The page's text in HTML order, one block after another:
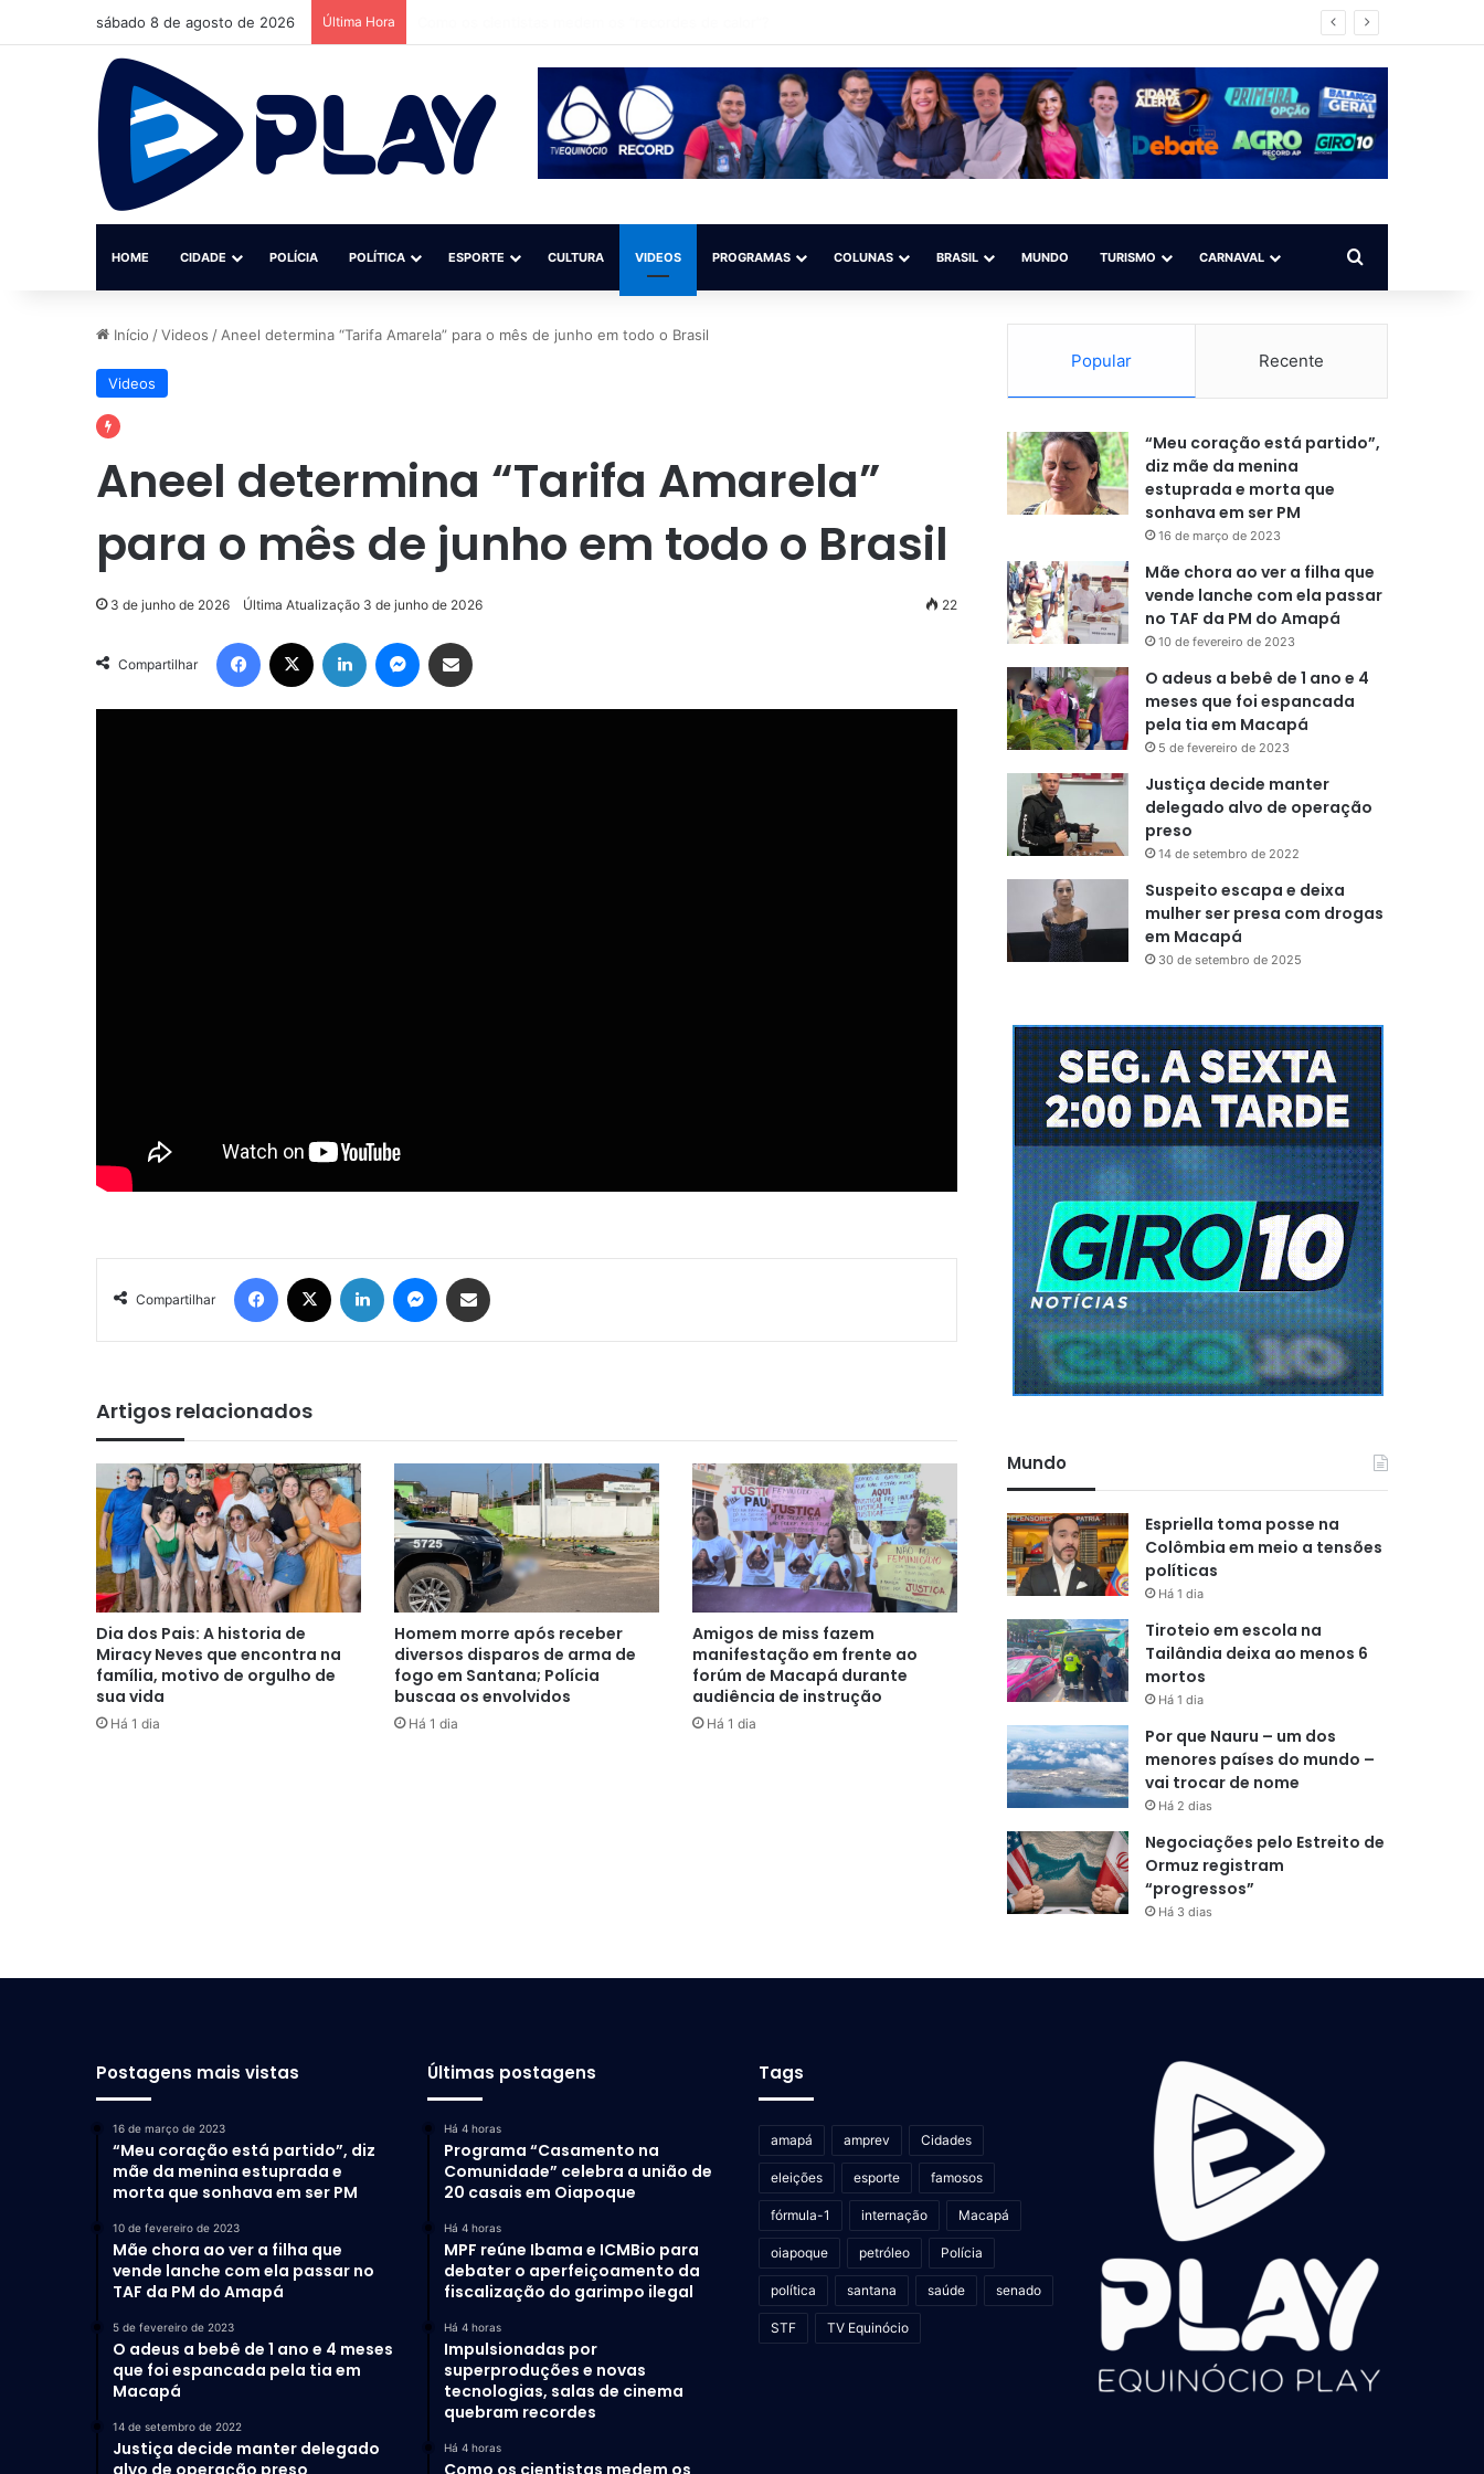
sábado 8 de agosto de 2026 Última Hora
HOME CIDADE POLÍCIA POLÍTICA ESPORTE CULTURA VIDEOS PROGRAMAS COLUNAS BRASIL MUNDO TURISMO CARNAVAL Procurar por
Início /Videos / Aneel determina “Tarifa Amarela” para o mês de junho em todo o Brasil
Videos
Aneel determina “Tarifa Amarela”
para o mês de junho em todo o Brasil
3 de junho de 2026 Última Atualização 3 de junho de 2026 22
Compartilhar
Compartilhar
Artigos relacionados
Dia dos Pais: A historia de
Miracy Neves que encontra na
família, motivo de orgulho de
sua vida
Há 1 dia
Homem morre após receber
diversos disparos de arma de
fogo em Santana; Polícia
buscaa os envolvidos
Há 1 dia
Amigos de miss fazem
manifestação em frente ao
forúm de Macapá durante
audiência de instrução
Há 1 dia
Popular Recente
“Meu coração está partido”,
diz mãe da menina
estuprada e morta que
sonhava em ser PM
16 de março de 2023
Mãe chora ao ver a filha que
vende lanche com ela passar
no TAF da PM do Amapá
10 de fevereiro de 2023
O adeus a bebê de 1 ano e 4
meses que foi espancada
pela tia em Macapá
5 de fevereiro de 2023
Justiça decide manter
delegado alvo de operação
preso
14 de setembro de 2022
Suspeito escapa e deixa
mulher ser presa com drogas
em Macapá
30 de setembro de 2025
Mundo
Espriella toma posse na
Colômbia em meio a tensões
políticas
Há 1 dia
Tiroteio em escola na
Tailândia deixa ao menos 6
mortos
Há 1 dia
Por que Nauru – um dos
menores países do mundo –
vai trocar de nome
Há 2 dias
Negociações pelo Estreito de
Ormuz registram
“progressos”
Há 3 dias
Postagens mais vistas
16 de março de 2023
“Meu coração está partido”, diz
mãe da menina estuprada e
morta que sonhava em ser PM
10 de fevereiro de 2023
Mãe chora ao ver a filha que
vende lanche com ela passar no
TAF da PM do Amapá
5 de fevereiro de 2023
O adeus a bebê de 1 ano e 4 meses
que foi espancada pela tia em
Macapá
14 de setembro de 2022
Justiça decide manter delegado
alvo de operação preso
Últimas postagens
Há 4 horas
Programa “Casamento na
Comunidade” celebra a união de
20 casais em Oiapoque
Há 4 horas
MPF reúne Ibama e ICMBio para
debater o aperfeiçoamento da
fiscalização do garimpo ilegal
Há 4 horas
Impulsionadas por
superproduções e novas
tecnologias, salas de cinema
quebram recordes
Há 4 horas
Como os cientistas medem os
Tags
amapá amprev Cidades
eleições esporte famosos
fórmula-1 internação Macapá
oiapoque petróleo Polícia
política santana saúde senado
STF TV Equinócio